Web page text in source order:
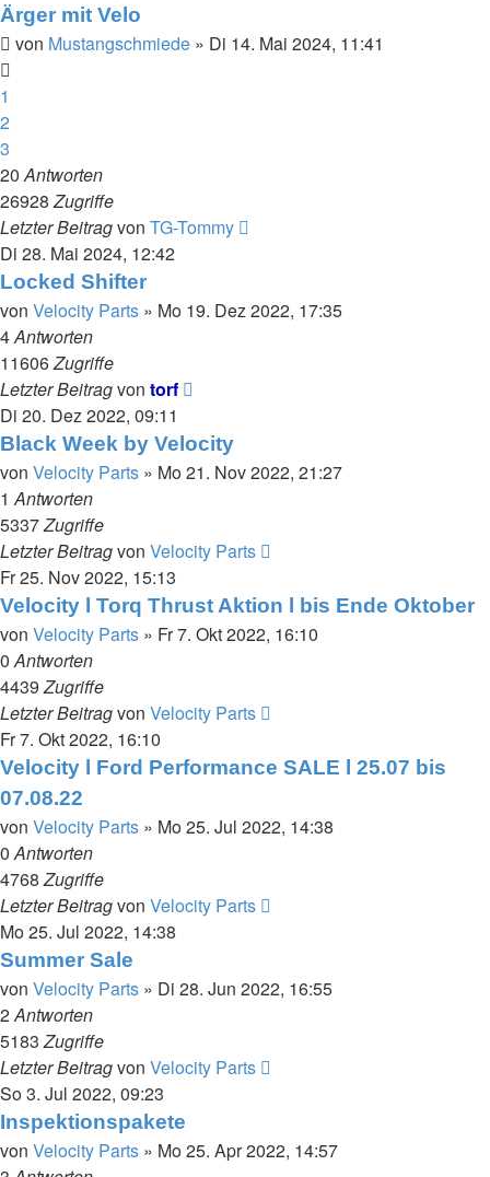
Ärger mit Velo
von Mustangschmiede » Di 14. Mai 2024, 11:41
1
2
3
20Antworten
26928Zugriffe
Letzter Beitragvon TG-Tommy
Di 28. Mai 2024, 12:42
Locked Shifter
von Velocity Parts » Mo 19. Dez 2022, 17:35
4Antworten
11606Zugriffe
Letzter Beitragvon torf
Di 20. Dez 2022, 09:11
Black Week by Velocity
von Velocity Parts » Mo 21. Nov 2022, 21:27
1Antworten
5337Zugriffe
Letzter Beitragvon Velocity Parts
Fr 25. Nov 2022, 15:13
Velocity l Torq Thrust Aktion l bis Ende Oktober
von Velocity Parts » Fr 7. Okt 2022, 16:10
0Antworten
4439Zugriffe
Letzter Beitragvon Velocity Parts
Fr 7. Okt 2022, 16:10
Velocity l Ford Performance SALE l 25.07 bis
07.08.22
von Velocity Parts » Mo 25. Jul 2022, 14:38
0Antworten
4768Zugriffe
Letzter Beitragvon Velocity Parts
Mo 25. Jul 2022, 14:38
Summer Sale
von Velocity Parts » Di 28. Jun 2022, 16:55
2Antworten
5183Zugriffe
Letzter Beitragvon Velocity Parts
So 3. Jul 2022, 09:23
Inspektionspakete
von Velocity Parts » Mo 25. Apr 2022, 14:57